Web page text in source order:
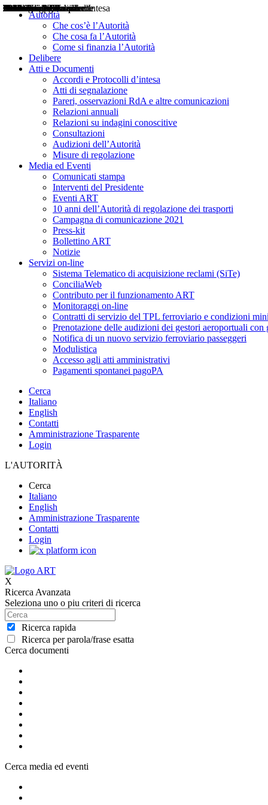
Autorità
Che cos’è l’Autorità
Che cosa fa l’Autorità
Come si finanzia l’Autorità
Delibere
Atti e Documenti
Accordi e Protocolli d’intesa
Atti di segnalazione
Pareri, osservazioni RdA e altre comunicazioni
Relazioni annuali
Relazioni su indagini conoscitive
Consultazioni
Audizioni dell’Autorità
Misure di regolazione
Media ed Eventi
Comunicati stampa
Interventi del Presidente
Eventi ART
10 anni dell’Autorità di regolazione dei trasporti
Campagna di comunicazione 2021
Press-kit
Bollettino ART
Notizie
Servizi on-line
Sistema Telematico di acquisizione reclami (SiTe)
ConciliaWeb
Contributo per il funzionamento ART
Monitoraggi on-line
Contratti di servizio del TPL ferroviario e condizioni
Prenotazione delle audizioni dei gestori aeroportuali con
Notifica di un nuovo servizio ferroviario passeggeri
Modulistica
Accesso agli atti amministrativi
Pagamenti spontanei pagoPA
Cerca
Italiano
English
Contatti
Amministrazione Trasparente
Login
L'AUTORITÀ
Cerca
Italiano
English
Amministrazione Trasparente
Contatti
Login
X
Ricerca Avanzata
Seleziona uno o piu criteri di ricerca
Ricerca rapida
Ricerca per parola/frase esatta
Cerca documenti
Delibere
Pareri
Consultazioni
Audizioni
Atti di Segnalazione
Accordi e Protocolli d'Intesa
Relazioni annuali
Misure di regolazione
Cerca media ed eventi
Notizie
Comunicati Stampa
Bollettini ART
Convegni ART
Interviste del Presidente
Articoli in primo piano
Interventi del Presidente
2004
2005
2010
2013
2014
2015
2016
2017
2018
2019
202
2020
2021
2022
2023
2024
2025
2026
Aereo
Marittimo
Terrestre